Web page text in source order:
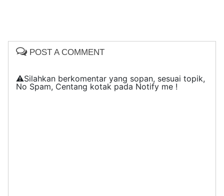
POST A COMMENT
⚠️Silahkan berkomentar yang sopan, sesuai topik,
No Spam, Centang kotak pada Notify me !